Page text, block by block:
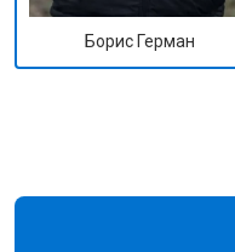
Борис Герман